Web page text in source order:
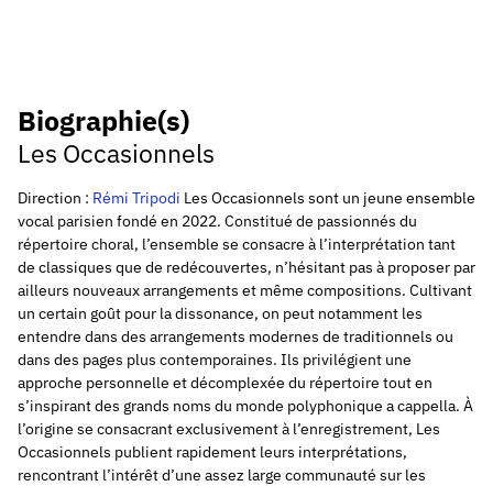
Biographie(s)
Les Occasionnels
Direction : Rémi Tripodi Les Occasionnels sont un jeune ensemble
vocal parisien fondé en 2022. Constitué de passionnés du
répertoire choral, l’ensemble se consacre à l’interprétation tant
de classiques que de redécouvertes, n’hésitant pas à proposer par
ailleurs nouveaux arrangements et même compositions. Cultivant
un certain goût pour la dissonance, on peut notamment les
entendre dans des arrangements modernes de traditionnels ou
dans des pages plus contemporaines. Ils privilégient une
approche personnelle et décomplexée du répertoire tout en
s’inspirant des grands noms du monde polyphonique a cappella. À
l’origine se consacrant exclusivement à l’enregistrement, Les
Occasionnels publient rapidement leurs interprétations,
rencontrant l’intérêt d’une assez large communauté sur les